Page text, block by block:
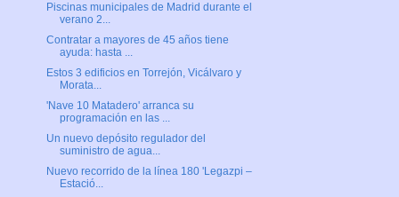
Piscinas municipales de Madrid durante el
verano 2...
Contratar a mayores de 45 años tiene
ayuda: hasta ...
Estos 3 edificios en Torrejón, Vicálvaro y
Morata...
'Nave 10 Matadero' arranca su
programación en las ...
Un nuevo depósito regulador del
suministro de agua...
Nuevo recorrido de la línea 180 'Legazpi –
Estació...